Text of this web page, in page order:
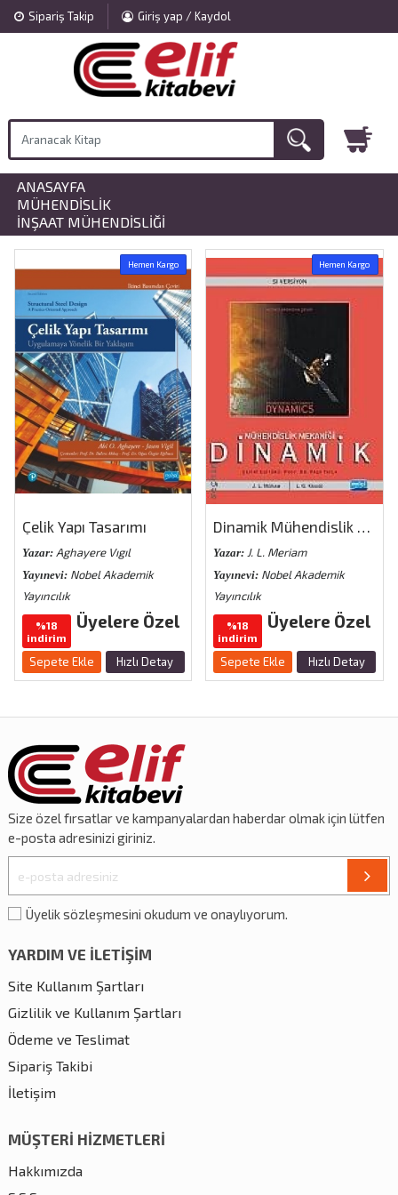
Sipariş Takip Giriş yap / Kaydol
ANASAYFA
MÜHENDISLIK
İNŞAAT MÜHENDISLIĞI
Hemen Kargo
Çelik Yapı Tasarımı
Yazar:Aghayere Vıgıl
Yayınevi:Nobel Akademik
Yayıncılık
%18
indirim
Üyelere Özel
Sepete Ekle Hızlı Detay
Hemen Kargo
Dinamik Mühendislik Mekaniği
Yazar:J. L. Meriam
Yayınevi:Nobel Akademik
Yayıncılık
%18
indirim
Üyelere Özel
Sepete Ekle Hızlı Detay
Size özelfırsatlarve kampanyalardan haberdar olmak için lütfen
e-posta adresinizi giriniz.
Üyelik sözleşmesini okudum ve onaylıyorum.
YARDIM VE İLETİŞİM
Site Kullanım Şartları
Gizlilik ve Kullanım Şartları
Ödeme ve Teslimat
Sipariş Takibi
İletişim
MÜŞTERİ HİZMETLERİ
Hakkımızda